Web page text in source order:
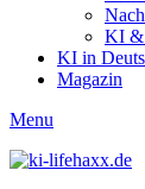
KI &
KI in
Magazin
Menu